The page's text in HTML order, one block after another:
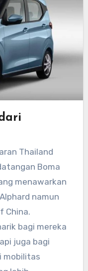
Thailand
Boma
menawarkan
namun
China.
bagi mereka
juga bagi
mobilitas